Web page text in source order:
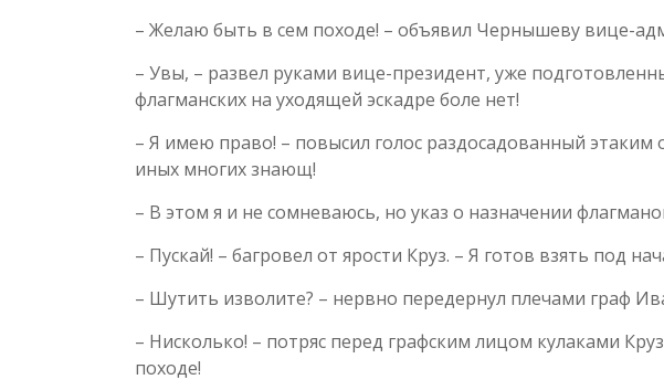
– Желаю быть в сем походе! – объявил Чернышеву вице-
– Увы, – развел руками вице-президент, уже
флагманских на уходящей эскадре боле нет!
– Я имею право! – повысил голос раздосадованный
иных многих знающ!
– В этом я и не сомневаюсь, но указ о назначении
– Пускай! – багровел от ярости Круз. – Я готов взять под
– Шутить изволите? – нервно передернул плечами граф
– Нисколько! – потряс перед графским лицом кулаками
походе!